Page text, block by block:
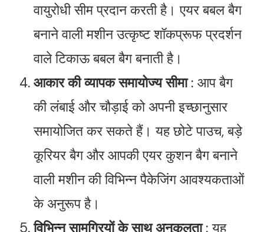
वायुरोधी सीम प्रदान करती है। एयर बबल बैग
बनाने वाली मशीन उत्कृष्ट शॉकप्रूफ प्रदर्शन
वाले टिकाऊ बबल बैग बनाती है।
आकार की व्यापक समायोज्य सीमा: आप बैग
की लंबाई और चौड़ाई को अपनी इच्छानुसार
समायोजित कर सकते हैं। यह छोटे पाउच, बड़े
कूरियर बैग और आपकी एयर कुशन बैग बनाने
वाली मशीन की विभिन्न पैकेजिंग आवश्यकताओं
के अनुरूप है।
विभिन्न सामग्रियों के साथ अनुकूलता: यह